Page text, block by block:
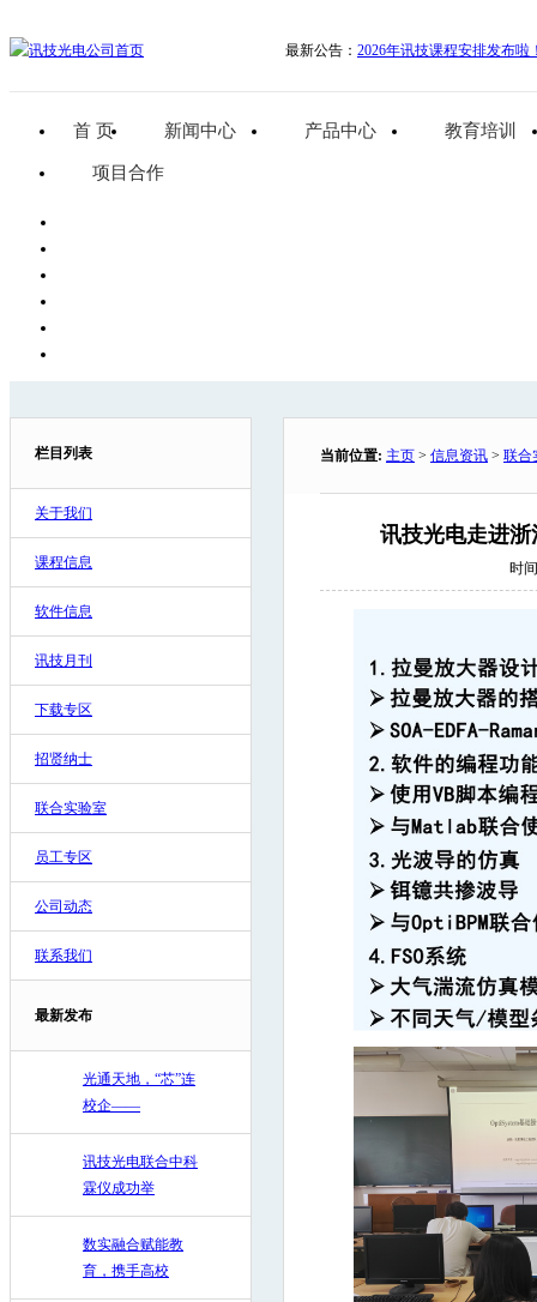
最新公告： 2026年讯技课程安排发布啦
首 页 新闻中心 产品中心 教育培训
项目合作
栏目列表
关于我们
课程信息
软件信息
讯技月刊
下载专区
招贤纳士
联合实验室
员工专区
公司动态
联系我们
最新发布
光通天地，“芯”连
校企——
讯技光电联合中科
霖仪成功举
数实融合赋能教
育，携手高校
当前位置: 主页 > 信息资讯 > 联合
讯技光电走进
时